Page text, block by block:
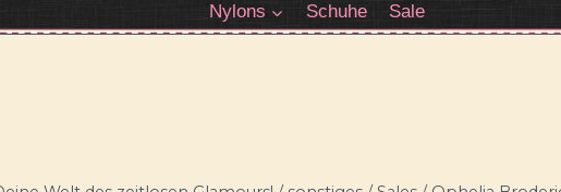
Nylons Schuhe Sale